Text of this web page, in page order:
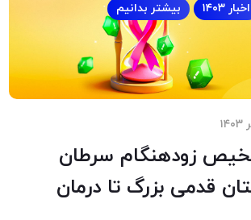
اخبار ۱۴۰۳ بیشتر بدانیم
زودهنگام سرطان
قدمی بزرگ تا درمان